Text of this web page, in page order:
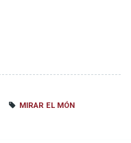
MIRAR EL MÓN